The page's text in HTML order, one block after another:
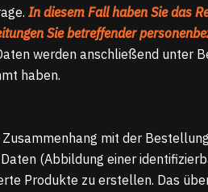
In diesem Fall haben Sie das
Sie betreffender
werden anschließend unter
haben.
mit der
(Abbildung einer
Produkte zu erstellen. Das